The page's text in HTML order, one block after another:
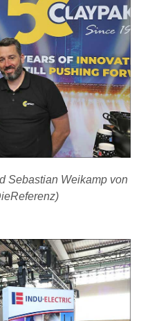
Sebastian Weikamp von